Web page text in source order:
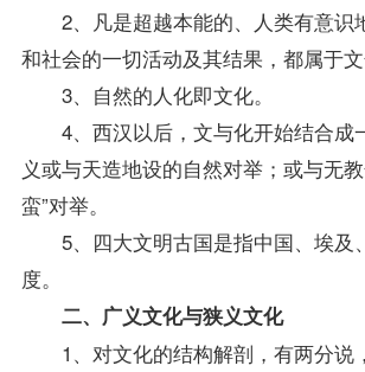
2、凡是超越本能的、人类有意识
和社会的一切活动及其结果，都属于文
3、自然的人化即文化。
4、西汉以后，文与化开始结合成
义或与天造地设的自然对举；或与无教
蛮”对举。
5、四大文明古国是指中国、埃及
度。
二、广义文化与狭义文化
1、对文化的结构解剖，有两分说